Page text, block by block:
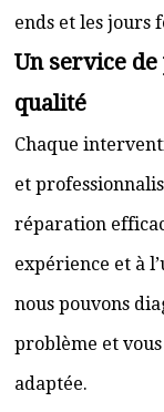
ends et les jours
Un service
qualité
Chaque
et
réparation
expérience et à
nous pouvons
problème et
adaptée.